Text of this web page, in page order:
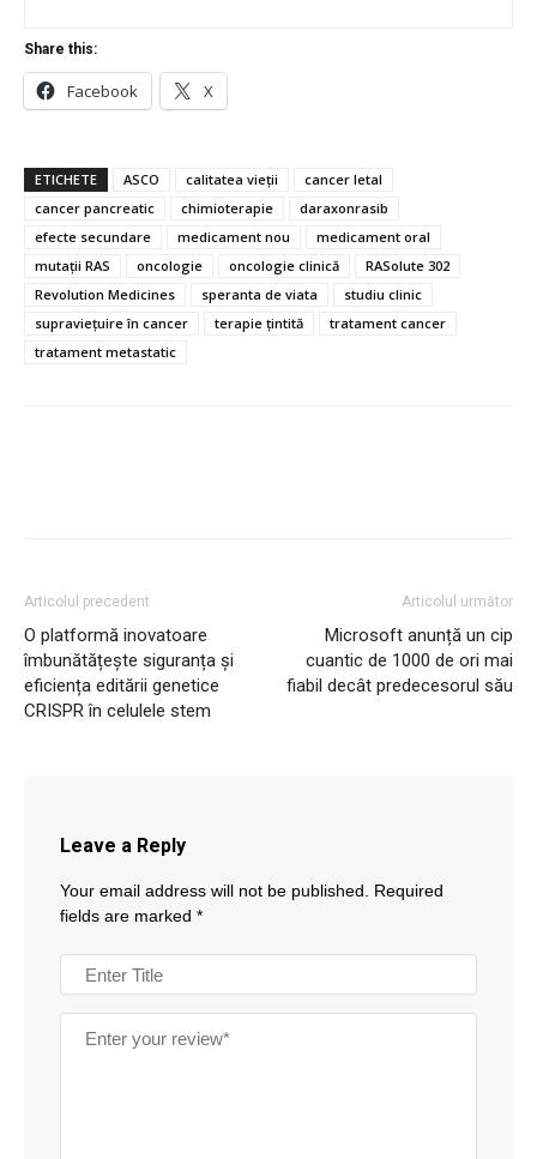
Share this:
Facebook X
ETICHETE ASCO calitatea vieții
cancer letal
cancer pancreatic
chimioterapie
daraxonrasib
efecte secundare
medicament nou
medicament oral
mutații RAS
oncologie oncologie clinică
RASolute 302
Revolution Medicines
speranta de viata
studiu clinic
supraviețuire în cancer
terapie țintită
tratament cancer
tratament metastatic
Articolul precedent
O platformă inovatoare
îmbunătățește siguranța și
eficiența editării genetice
CRISPR în celulele stem
Articolul următor
Microsoft anunță un cip
cuantic de 1000 de ori mai
fiabil decât predecesorul său
Leave a Reply
Your email address will not be published.
Required
fields are marked *